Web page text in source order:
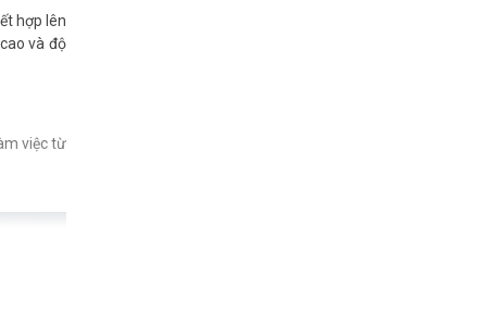
hợp lên
và độ
việc từ